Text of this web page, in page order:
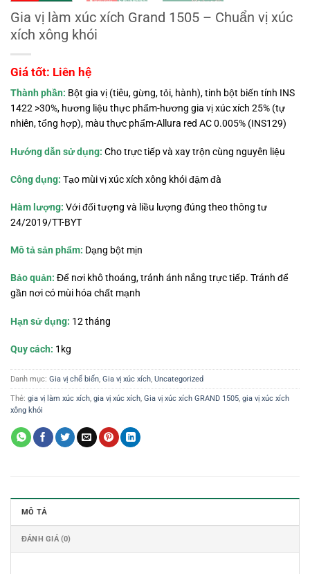
Gia vị làm xúc xích Grand 1505 – Chuẩn vị xúc
xích xông khói
Giá tốt: Liên hệ
Thành phần: Bột gia vị (tiêu, gừng, tỏi, hành), tinh bột biến tính INS
1422 >30%, hương liệu thực phẩm-hương gia vị xúc xích 25% (tự
nhiên, tổng hợp), màu thực phẩm-Allura red AC 0.005% (INS129)
Hướng dẫn sử dụng: Cho trực tiếp và xay trộn cùng nguyên liệu
Công dụng: Tạo mùi vị xúc xích xông khói đậm đà
Hàm lượng: Với đối tượng và liều lượng đúng theo thông tư
24/2019/TT-BYT
Mô tả sản phẩm: Dạng bột mịn
Bảo quản: Để nơi khô thoáng, tránh ánh nắng trực tiếp. Tránh để
gần nơi có mùi hóa chất mạnh
Hạn sử dụng: 12 tháng
Quy cách: 1kg
Danh mục: Gia vị chế biến, Gia vị xúc xích, Uncategorized
Thẻ: gia vị làm xúc xích, gia vị xúc xích, Gia vị xúc xích GRAND 1505, gia vị xúc xích
xông khói
MÔ TẢ
ĐÁNH GIÁ (0)